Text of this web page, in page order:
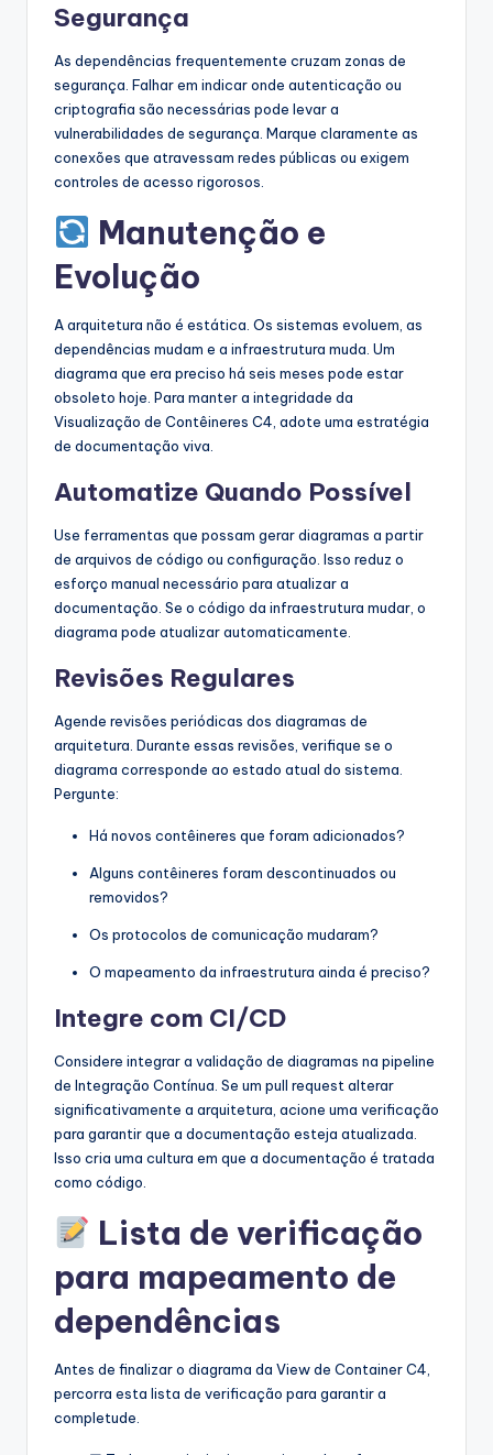
Segurança
As dependências frequentemente cruzam zonas de
segurança. Falhar em indicar onde autenticação ou
criptografia são necessárias pode levar a
vulnerabilidades de segurança. Marque claramente as
conexões que atravessam redes públicas ou exigem
controles de acesso rigorosos.
Manutenção e
Evolução
A arquitetura não é estática. Os sistemas evoluem, as
dependências mudam e a infraestrutura muda. Um
diagrama que era preciso há seis meses pode estar
obsoleto hoje. Para manter a integridade da
Visualização de Contêineres C4, adote uma estratégia
de documentação viva.
Automatize Quando Possível
Use ferramentas que possam gerar diagramas a partir
de arquivos de código ou configuração. Isso reduz o
esforço manual necessário para atualizar a
documentação. Se o código da infraestrutura mudar, o
diagrama pode atualizar automaticamente.
Revisões Regulares
Agende revisões periódicas dos diagramas de
arquitetura. Durante essas revisões, verifique se o
diagrama corresponde ao estado atual do sistema.
Pergunte:
Há novos contêineres que foram adicionados?
Alguns contêineres foram descontinuados ou
removidos?
Os protocolos de comunicação mudaram?
O mapeamento da infraestrutura ainda é preciso?
Integre com CI/CD
Considere integrar a validação de diagramas na pipeline
de Integração Contínua. Se um pull request alterar
significativamente a arquitetura, acione uma verificação
para garantir que a documentação esteja atualizada.
Isso cria uma cultura em que a documentação é tratada
como código.
Lista de verificação
para mapeamento de
dependências
Antes de finalizar o diagrama da View de Container C4,
percorra esta lista de verificação para garantir a
completude.